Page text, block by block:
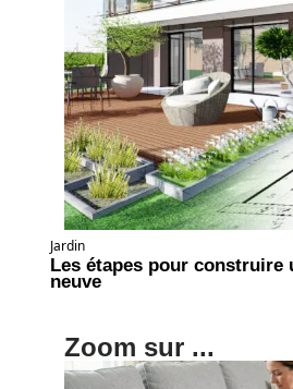
Jardin
Les étapes pour construire
neuve
Zoom sur ...